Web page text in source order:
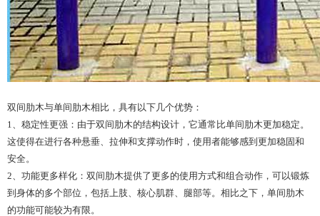
双间肋木与单间肋木相比，具有以下几个优势：
1、稳定性更强：由于双间肋木的结构设计，它通常比单间肋木更加稳定。
这使得在进行各种悬垂、拉伸和支撑动作时，使用者能够感到更加稳固和
安全。
2、功能更多样化：双间肋木提供了更多的使用方式和组合动作，可以锻炼
到身体的多个部位，包括上肢、核心肌群、腿部等。相比之下，单间肋木
的功能可能较为有限。